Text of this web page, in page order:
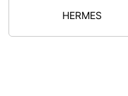
HERMES